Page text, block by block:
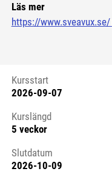
Läs mer
https://www.sveavux.se/
Kursstart 6102911
Kursstart
2026-09-07
Kurslängd
5 veckor
Slutdatum
2026-10-09